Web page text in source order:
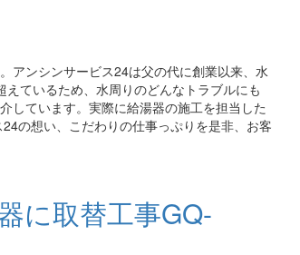
アンシンサービス24は父の代に創業以来、水
ているため、水周りのどんなトラブルにも
しています。実際に給湯器の施工を担当した
の想い、こだわりの仕事っぷりを是非、お客
に取替工事GQ-